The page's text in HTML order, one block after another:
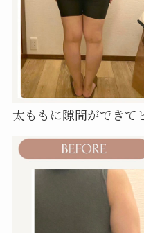
太ももに隙間ができて